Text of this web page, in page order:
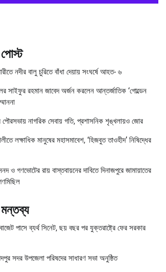
নদীর বালু চুরিতে বাঁধা দেয়ায় সংঘর্ষে আহত- ৬
সাইফুর রহমান জাবেদ অর্জন করলেন আন্তর্জাতিক ‘গোল্ডেন
পৌরসভায় নাগরিক সেবায় গতি, প্রশাসনিক শৃঙ্খলায়ও জোর
লক্ষাধিক মানুষের মহাসমাবেশ, ‘হিজবুত তাওহীদ’ নিষিদ্ধের
ও গণভোটের রায় বাস্তবায়নের দাবিতে দিনাজপুরে জামায়াতের
বাজেট পাসে ব্যর্থ সিনেট, ছয় বছর পর যুক্তরাষ্ট্রে ফের সরকার
সদর উপজেলা পরিষদের সাধারণ সভা অনুষ্ঠিত